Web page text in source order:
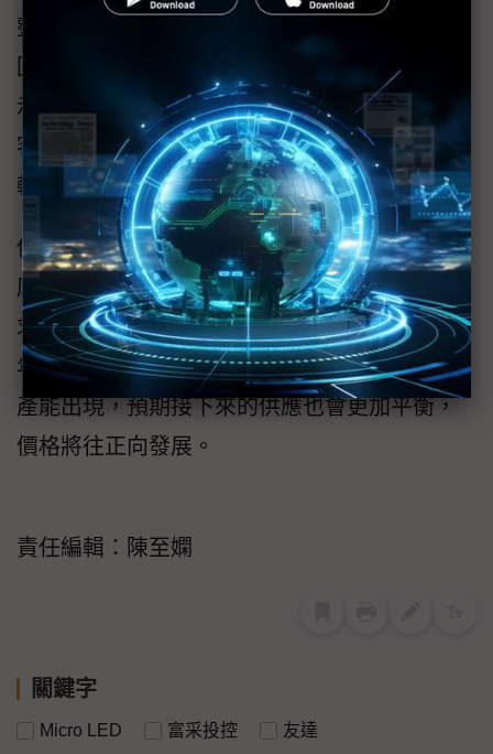
整體來看，彭双浪指出，目前看來是正常需求
回溫，而不僅是處於急單狀態，他也開玩笑表
示：「客戶最近對我們客氣很多，而且最近見
客戶的頻率也高很多。」顯示面板景氣正在翻
轉中。
他表示，面板產業在經過一年半調整後，目前
庫存逐漸回到健康水準，面板供需也從供過於
求，逐漸往供需平衡的方向走，除了期待下半
年比上半年更好之外，由於過去這兩年沒有新
產能出現，預期接下來的供應也會更加平衡，
價格將往正向發展。
責任編輯：陳至嫻
關鍵字
Micro LED 富采投控 友達